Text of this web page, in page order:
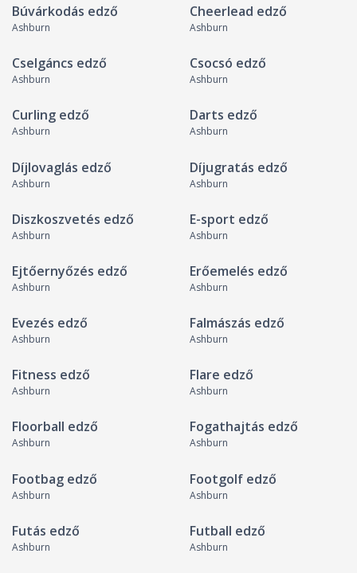
Búvárkodás edző
Ashburn
Cheerlead edző
Ashburn
Cselgáncs edző
Ashburn
Csocsó edző
Ashburn
Curling edző
Ashburn
Darts edző
Ashburn
Díjlovaglás edző
Ashburn
Díjugratás edző
Ashburn
Diszkoszvetés edző
Ashburn
E-sport edző
Ashburn
Ejtőernyőzés edző
Ashburn
Erőemelés edző
Ashburn
Evezés edző
Ashburn
Falmászás edző
Ashburn
Fitness edző
Ashburn
Flare edző
Ashburn
Floorball edző
Ashburn
Fogathajtás edző
Ashburn
Footbag edző
Ashburn
Footgolf edző
Ashburn
Futás edző
Ashburn
Futball edző
Ashburn